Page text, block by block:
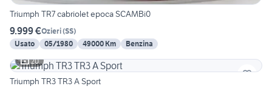
Triumph TR7 cabriolet epoca SCAMBi0
9.999 €Ozieri(SS)
Usato
05/1980 49000 Km
Benzina
20
Triumph TR3 TR3 A Sport